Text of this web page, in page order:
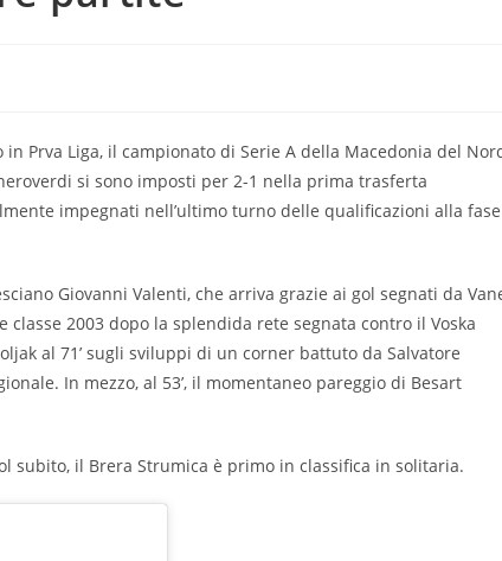
Prva Liga, il campionato di Serie A della Macedonia del
si sono imposti per 2-1 nella prima trasferta
impegnati nell’ultimo turno delle qualificazioni alla fase
Giovanni Valenti, che arriva grazie ai gol segnati da
classe 2003 dopo la splendida rete segnata contro il Voska
al 71’ sugli sviluppi di un corner battuto da Salvatore
In mezzo, al 53’, il momentaneo pareggio di Besart
subito, il Brera Strumica è primo in classifica in solitaria.